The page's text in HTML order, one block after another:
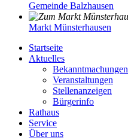
Gemeinde Balzhausen
Markt Münsterhausen
Startseite
Aktuelles
Bekanntmachungen
Veranstaltungen
Stellenanzeigen
Bürgerinfo
Rathaus
Service
Über uns